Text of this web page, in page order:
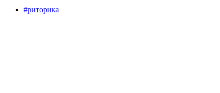
#риторика